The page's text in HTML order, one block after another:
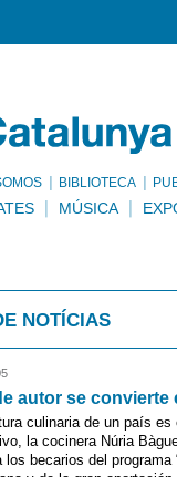
BIBLIOTECA
MÚSICA
NOTÍCIAS
autor se
culinaria de un país
la cocinera Núria
los becarios del